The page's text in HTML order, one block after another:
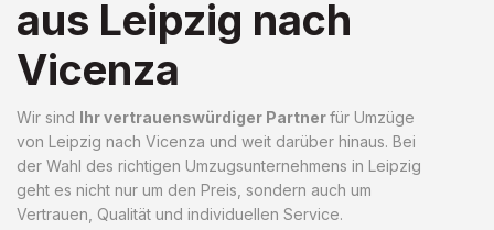
aus Leipzig nach
Vicenza
Wir sind Ihr vertrauenswürdiger Partnerfür Umzüge
von Leipzig nach Vicenza und weit darüber hinaus. Bei
der Wahl des richtigen Umzugsunternehmens in Leipzig
geht es nicht nur um den Preis, sondern auch um
Vertrauen, Qualität und individuellen Service.